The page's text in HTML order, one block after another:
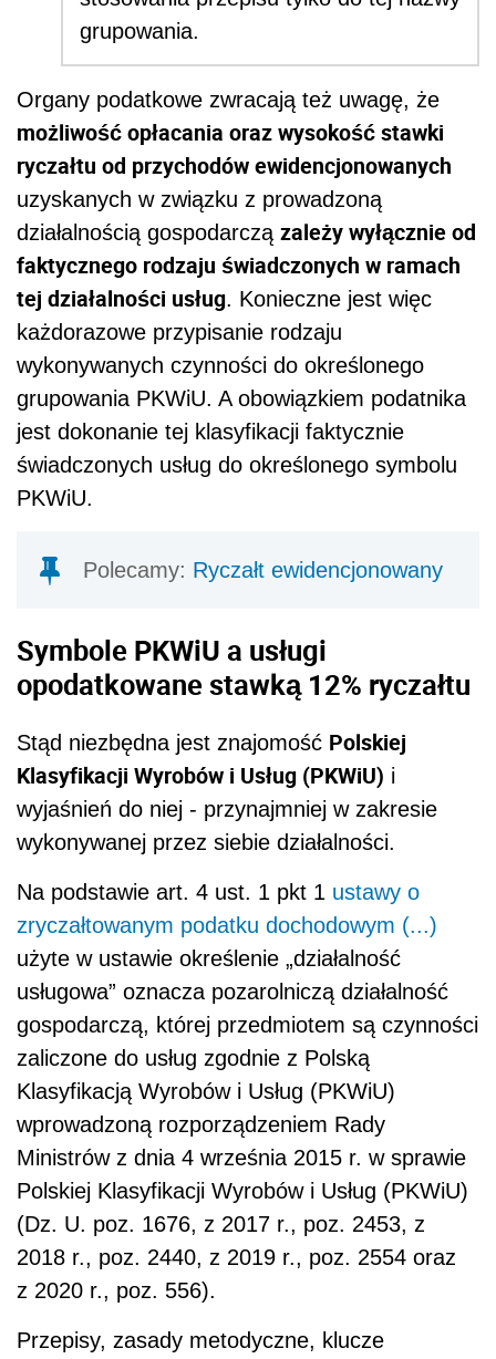
grupowania.
Organy podatkowe zwracają też uwagę, że
możliwość opłacania oraz wysokość stawki
ryczałtu od przychodów ewidencjonowanych
uzyskanych w związku z prowadzoną
działalnością gospodarczą zależy wyłącznie od
faktycznego rodzaju świadczonych w ramach
tej działalności usług. Konieczne jest więc
każdorazowe przypisanie rodzaju
wykonywanych czynności do określonego
grupowania PKWiU. A obowiązkiem podatnika
jest dokonanie tej klasyfikacji faktycznie
świadczonych usług do określonego symbolu
PKWiU.
Polecamy: Ryczałt ewidencjonowany
Symbole PKWiU a usługi
opodatkowane stawką 12% ryczałtu
Stąd niezbędna jest znajomość Polskiej
Klasyfikacji Wyrobów i Usług (PKWiU) i
wyjaśnień do niej - przynajmniej w zakresie
wykonywanej przez siebie działalności.
Na podstawie art. 4 ust. 1 pkt 1 ustawy o
zryczałtowanym podatku dochodowym (...)
użyte w ustawie określenie „działalność
usługowa” oznacza pozarolniczą działalność
gospodarczą, której przedmiotem są czynności
zaliczone do usług zgodnie z Polską
Klasyfikacją Wyrobów i Usług (PKWiU)
wprowadzoną rozporządzeniem Rady
Ministrów z dnia 4 września 2015 r. w sprawie
Polskiej Klasyfikacji Wyrobów i Usług (PKWiU)
(Dz. U. poz. 1676, z 2017 r., poz. 2453, z
2018 r., poz. 2440, z 2019 r., poz. 2554 oraz
z 2020 r., poz. 556).
Przepisy, zasady metodyczne, klucze